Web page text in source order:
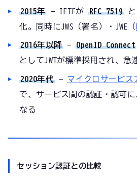
2015年 — IETFがRFC 7519と
化。同時にJWS（署名）・JWE（
2016年以降— OpenID Connect
としてJWTが標準採用され、急
2020年代— マイクロサービス
で、サービス間の認証・認可に
なる
セッション認証との比較